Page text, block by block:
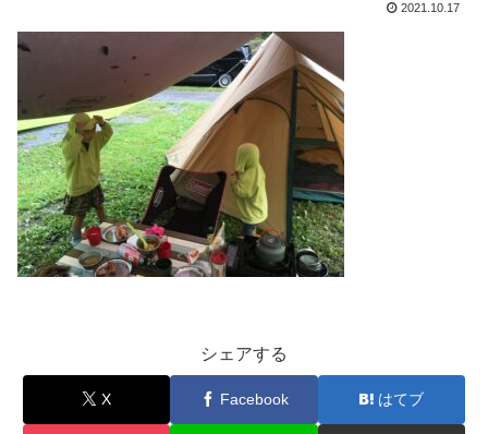
2021.10.17
シェアする
X Facebook はてブ